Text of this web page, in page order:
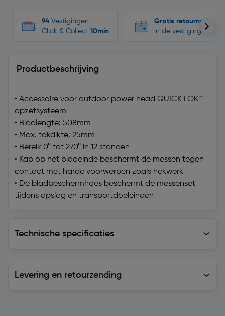
94 Vestigingen
Click & Collect 10min
Gratis retourneren
in de vestigingen
Productbeschrijving
• Accessoire voor outdoor power head QUICK LOK™
opzetsysteem
• Bladlengte: 508mm
• Max. takdikte: 25mm
• Bereik 0° tot 270° in 12 standen
• Kap op het bladeinde beschermt de messen tegen
contact met harde voorwerpen zoals hekwerk
• De bladbeschermhoes beschermt de messenset
tijdens opslag en transportdoeleinden
Technische specificaties
Levering en retourzending